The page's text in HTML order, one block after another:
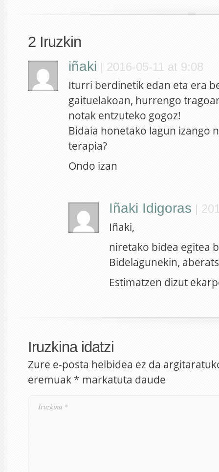
2 Iruzkin
iñaki | 2016-05-11 at 9:08
Iturri berdinetik edan eta era
gaituelakoan, hurrengo
notak entzuteko gogoz!
Bidaia honetako lagun izango
terapia?
Ondo izan
Iñaki Idigoras |
Iñaki,
niretako bidea egitea
Bidelagunekin,
Estimatzen dizut
Iruzkina idatzi
Zure e-posta helbidea ez da
eremuak * markatuta daude